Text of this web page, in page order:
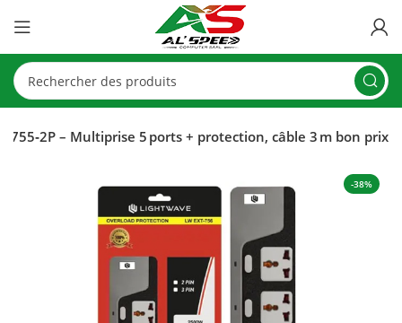
755‑2P – Multiprise 5 ports + protection, câble 3 m bon prix
-38%